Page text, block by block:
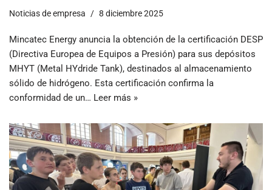
Noticias de empresa 8 diciembre 2025
Mincatec Energy anuncia la obtención de la certificación DESP
(Directiva Europea de Equipos a Presión) para sus depósitos
MHYT (Metal HYdride Tank), destinados al almacenamiento
sólido de hidrógeno. Esta certificación confirma la
conformidad de un… Leer más »